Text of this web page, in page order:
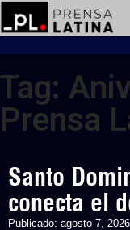
Tag:
Prensa
Santo
conecta el
Publicado: agosto 7,